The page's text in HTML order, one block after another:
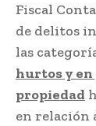
Fiscal
de delitos
las
hurtos y
propiedad
en relación